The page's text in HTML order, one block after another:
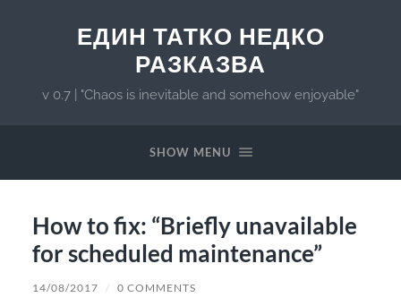
ЕДИН ТАТКО НЕДКО
РАЗКАЗВА
v 0.7 | "Chaos is inevitable and somehow enjoyable"
SHOW MENU
How to fix: “Briefly unavailable
for scheduled maintenance”
14/08/2017 / 0 COMMENTS